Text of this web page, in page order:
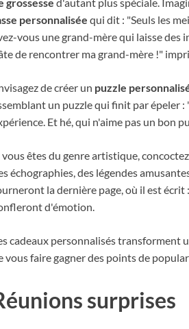
personnalisée qui dit : "Seuls les
vous une grand-mère qui laisse des
de rencontrer ma grand-mère !"
de créer un puzzle
un puzzle qui finit par épeler :
Et hé, qui n'aime pas un bon
vous êtes du genre artistique,
échographies, des légendes
la dernière page, où il est
d'émotion.
cadeaux personnalisés transforment
vous faire gagner des points de
surprises